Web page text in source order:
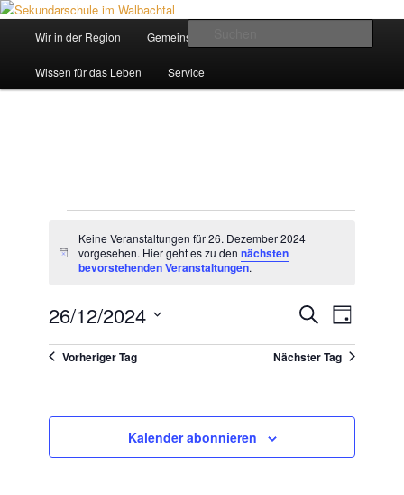
Zum
wechseln
Zum
wechselnSekundarschule im Walbachtal
Wir in der Region Gemeinsam ein Weg
Wissen für das Leben Service
26.
Dezember
Hinweis
Keine Veranstaltungen für 26. Dezember 2024
vorgesehen. Hier geht es zu dennächsten
bevorstehenden Veranstaltungen.
Veranstaltungen
Suche
und
Ansichten,
SucheTag
26/12/2024
wählen.
Vorheriger Tag Nächster Tag
Kalender abonnieren